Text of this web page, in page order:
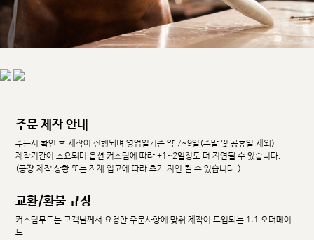
주문 제작 안내
주문서 확인 후 제작이 진행되며 영업일기준 약 7~9일(주말 및 공휴일 제외)
제작기간이 소요되며 옵션 커스텀에 따라 +1~2일정도 더 지연될 수 있습니다.
(공장 제작 상황 또는 자재 입고에 따라 추가 지연 될 수 있습니다.)
교환/환불 규정
커스텀무드는 고객님께서 요청한 주문사항에 맞춰 제작이 투입되는 1:1 오더메이
드